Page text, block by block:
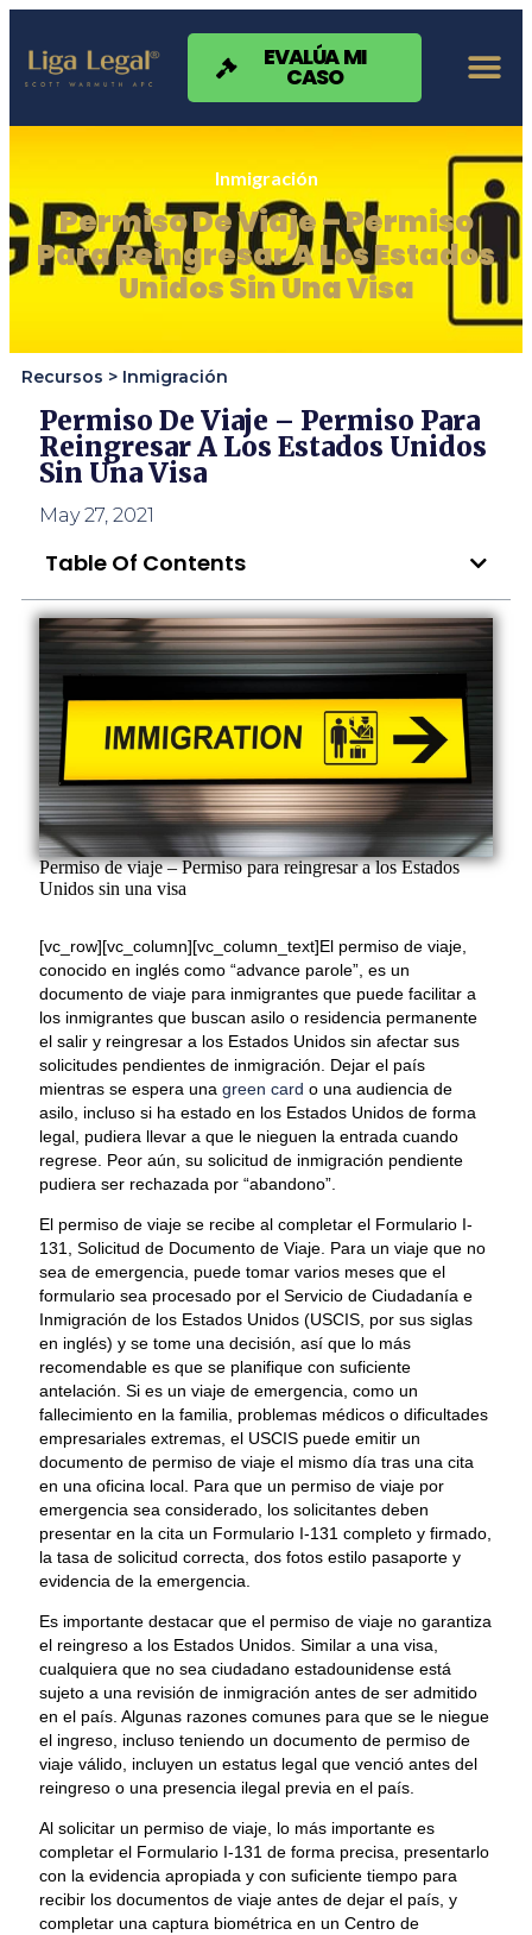
Nota:
sitio
web
EVALÚA MI
CASO
Inmigración
Permiso De Viaje – Permiso
Para Reingresar A Los Estados
Unidos Sin Una Visa
Recursos > Inmigración
Permiso De Viaje – Permiso Para
Reingresar A Los Estados Unidos
Sin Una Visa
May 27, 2021
Table Of Contents
Permiso de viaje – Permiso para reingresar a los Estados
Unidos sin una visa
[vc_row][vc_column][vc_column_text]El permiso de viaje,
conocido en inglés como “advance parole”, es un
documento de viaje para inmigrantes que puede facilitar a
los inmigrantes que buscan asilo o residencia permanente
el salir y reingresar a los Estados Unidos sin afectar sus
solicitudes pendientes de inmigración. Dejar el país
mientras se espera una green card o una audiencia de
asilo, incluso si ha estado en los Estados Unidos de forma
legal, pudiera llevar a que le nieguen la entrada cuando
regrese. Peor aún, su solicitud de inmigración pendiente
pudiera ser rechazada por “abandono”.
El permiso de viaje se recibe al completar el Formulario I-
131, Solicitud de Documento de Viaje. Para un viaje que no
sea de emergencia, puede tomar varios meses que el
formulario sea procesado por el Servicio de Ciudadanía e
Inmigración de los Estados Unidos (USCIS, por sus siglas
en inglés) y se tome una decisión, así que lo más
recomendable es que se planifique con suficiente
antelación. Si es un viaje de emergencia, como un
fallecimiento en la familia, problemas médicos o dificultades
empresariales extremas, el USCIS puede emitir un
documento de permiso de viaje el mismo día tras una cita
en una oficina local. Para que un permiso de viaje por
emergencia sea considerado, los solicitantes deben
presentar en la cita un Formulario I-131 completo y firmado,
la tasa de solicitud correcta, dos fotos estilo pasaporte y
evidencia de la emergencia.
Es importante destacar que el permiso de viaje no garantiza
el reingreso a los Estados Unidos. Similar a una visa,
cualquiera que no sea ciudadano estadounidense está
sujeto a una revisión de inmigración antes de ser admitido
en el país. Algunas razones comunes para que se le niegue
el ingreso, incluso teniendo un documento de permiso de
viaje válido, incluyen un estatus legal que venció antes del
reingreso o una presencia ilegal previa en el país.
Al solicitar un permiso de viaje, lo más importante es
completar el Formulario I-131 de forma precisa, presentarlo
con la evidencia apropiada y con suficiente tiempo para
recibir los documentos de viaje antes de dejar el país, y
completar una captura biométrica en un Centro de